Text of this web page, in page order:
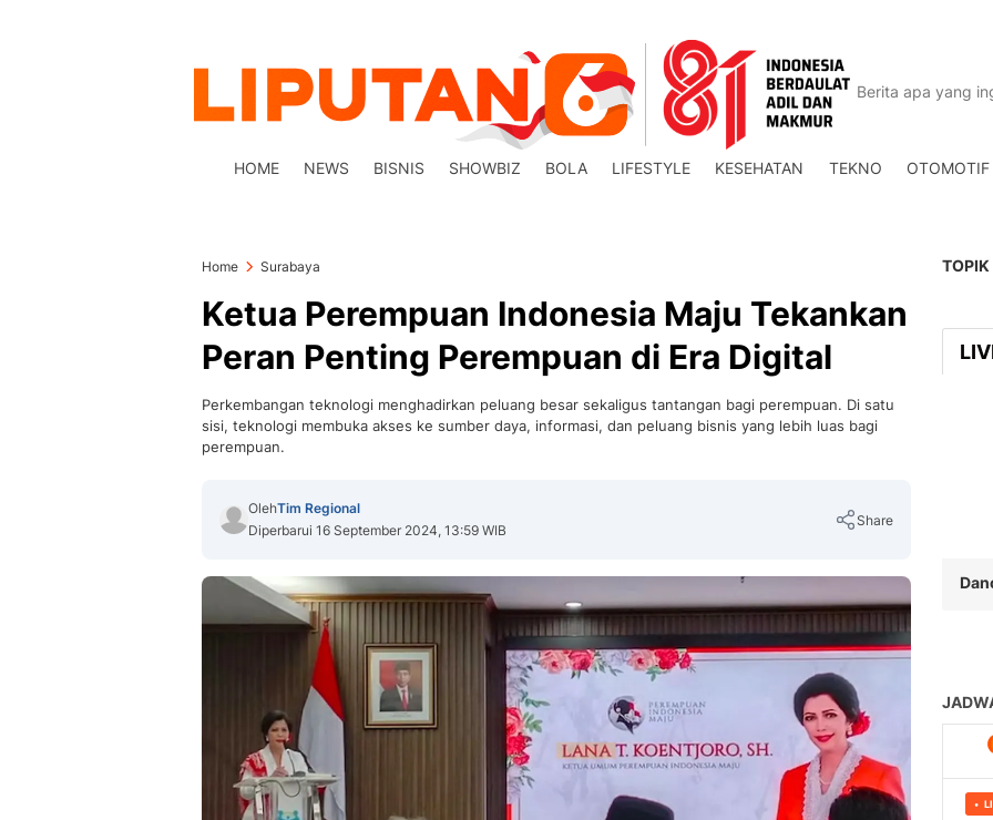
HOME NEWS BISNIS SHOWBIZ BOLA LIFESTYLE KESEHATAN TEKNO OTOMOTIF
Home Surabaya
Ketua Perempuan Indonesia Maju Tekankan
Peran Penting Perempuan di Era Digital
Perkembangan teknologi menghadirkan peluang besar sekaligus tantangan bagi perempuan. Di satu
sisi, teknologi membuka akses ke sumber daya, informasi, dan peluang bisnis yang lebih luas bagi
perempuan.
OlehTim Regional
Diperbarui 16 September 2024, 13:59 WIB
Share
Copy Link
TOPIK